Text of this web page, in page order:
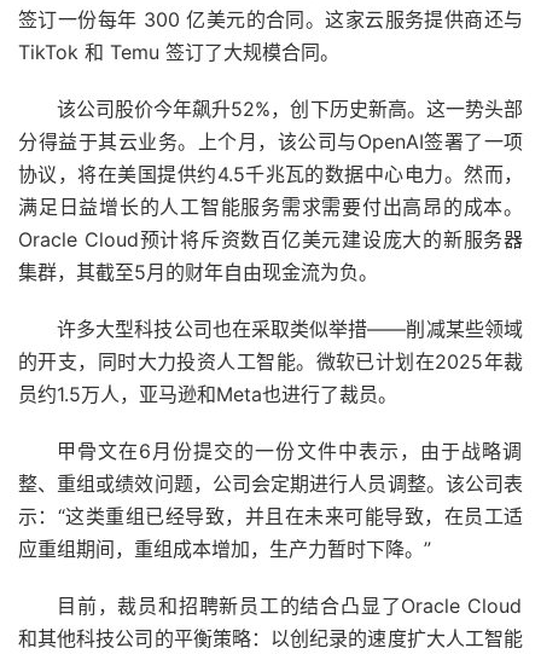
签订一份每年 300 亿美元的合同。这家云服务提供商还与
TikTok 和 Temu 签订了大规模合同。
该公司股价今年飙升52%，创下历史新高。这一势头部
分得益于其云业务。上个月，该公司与OpenAI签署了一项
协议，将在美国提供约4.5千兆瓦的数据中心电力。然而，
满足日益增长的人工智能服务需求需要付出高昂的成本。
Oracle Cloud预计将斥资数百亿美元建设庞大的新服务器
集群，其截至5月的财年自由现金流为负。
许多大型科技公司也在采取类似举措——削减某些领域
的开支，同时大力投资人工智能。微软已计划在2025年裁
员约1.5万人，亚马逊和Meta也进行了裁员。
甲骨文在6月份提交的一份文件中表示，由于战略调
整、重组或绩效问题，公司会定期进行人员调整。该公司表
示：“这类重组已经导致，并且在未来可能导致，在员工适
应重组期间，重组成本增加，生产力暂时下降。”
目前，裁员和招聘新员工的结合凸显了Oracle Cloud
和其他科技公司的平衡策略：以创纪录的速度扩大人工智能